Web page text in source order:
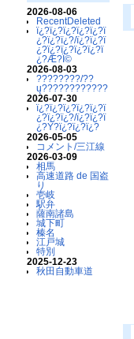
2026-08-06
RecentDeleted
ï¿?ï¿?ï¿?ï¿?ï¿?ï
¿?ï¿?ï¿?/ï¿?ï¿?ï
¿?ï¿?ï¿?ï¿?ï¿?ï
¿?Æ?Ï©
2026-08-03
????????/??
ų????????????
2026-07-30
ï¿?ï¿?ï¿?ï¿?ï¿?ï
¿?ï¿?ï¿?/ï¿?ï¿?ï
¿?Ý?ï¿?ï¿?ï¿?
2026-05-05
コメント/三江線
2026-03-09
相馬
高速道路 de 国盗
り
壱岐
駅弁
薩南諸島
城下町
榛名
江戸城
特別
2025-12-23
秋田自動車道